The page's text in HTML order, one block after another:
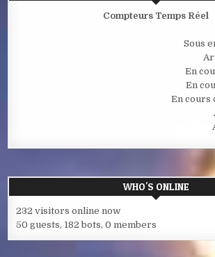
Compteurs Temps Réel
Sous
En
En
En cours
WHO'S ONLINE
232 visitors online now
50 guests, 182 bots, 0 members